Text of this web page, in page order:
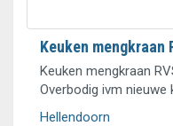
Keuken mengkraan
Keuken mengkraan
Overbodig ivm nieuwe
Hellendoorn